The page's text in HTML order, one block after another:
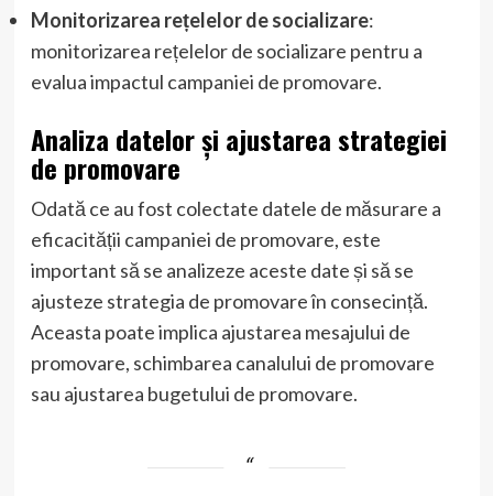
Monitorizarea rețelelor de socializare:
monitorizarea rețelelor de socializare pentru a
evalua impactul campaniei de promovare.
Analiza datelor și ajustarea strategiei
de promovare
Odată ce au fost colectate datele de măsurare a
eficacității campaniei de promovare, este
important să se analizeze aceste date și să se
ajusteze strategia de promovare în consecință.
Aceasta poate implica ajustarea mesajului de
promovare, schimbarea canalului de promovare
sau ajustarea bugetului de promovare.